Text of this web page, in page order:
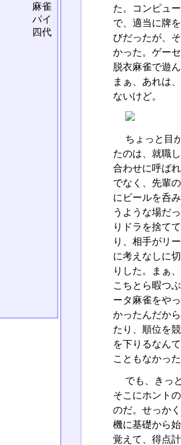
た。コンピュ
で、適当に牌
びだったが、
かった。ゲー
脱衣麻雀で遊
まぁ、あれは
ないけど。
ちょっと目
たのは、就職
合わせに呼ば
でなく、先輩
にビールを呑
うような場だ
りドラを捨て
り、相手がリ
に考えなしに
りした。まぁ
こちとら暇つ
ータ麻雀をや
かったんだか
たり、順位を
を下りるなん
こともなかった
でも、きっ
そこにホント
のだ。せっか
機に基礎から
覚えて、得点
麻雀
パイ
四代